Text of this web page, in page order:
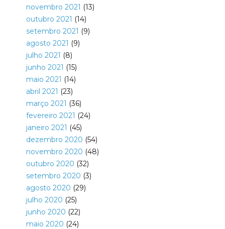
novembro 2021 (13)
outubro 2021 (14)
setembro 2021 (9)
agosto 2021 (9)
julho 2021 (8)
junho 2021 (15)
maio 2021 (14)
abril 2021 (23)
março 2021 (36)
fevereiro 2021 (24)
janeiro 2021 (45)
dezembro 2020 (54)
novembro 2020 (48)
outubro 2020 (32)
setembro 2020 (3)
agosto 2020 (29)
julho 2020 (25)
junho 2020 (22)
maio 2020 (24)